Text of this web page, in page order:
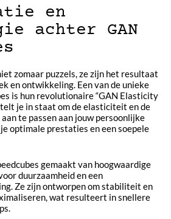
en
achter GAN
zomaar puzzels, ze zijn het resultaat
en ontwikkeling. Een van de unieke
is hun revolutionaire “GAN Elasticity
je in staat om de elasticiteit en de
te passen aan jouw persoonlijke
optimale prestaties en een soepele
gemaakt van hoogwaardige
duurzaamheid en een
Ze zijn ontworpen om stabiliteit en
wat resulteert in snellere